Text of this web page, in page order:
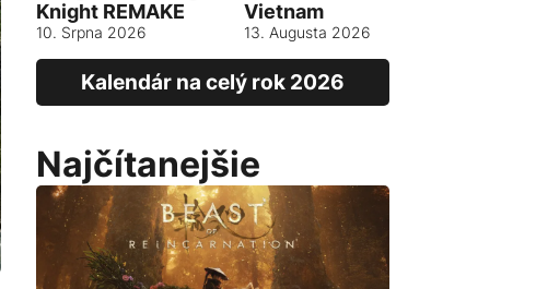
Knight REMAKE
10. Srpna 2026
Vietnam
13. Augusta 2026
Kalendár na celý rok 2026
Najčítanejšie